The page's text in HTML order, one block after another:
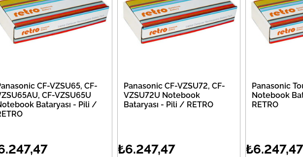
CF-VZSU65, CF-
CF-VZSU65U
Bataryası - Pili /
Panasonic CF-VZSU72, CF-
VZSU72U Notebook
Bataryası - Pili / RETRO
₺6.247,47
Panasonic
Notebook
RETRO
₺6.247,47